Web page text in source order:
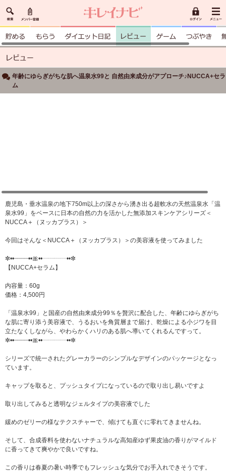
年齢にゆらぎがちな肌へ温泉水99と 自然由来成分がアプローチ♪NUCCA+セラ
ム
鹿児島・垂水温泉の地下750m以上の深さから湧き出る超軟水の天然温泉水「温
泉水99」をベースに日本の自然の力を活かした無添加スキンケアシリーズ＜
NUCCA＋（ヌッカプラス）＞
今回はそんな＜NUCCA＋（ヌッカプラス）＞の美容液を使ってみました
✼••┈┈┈┈••🎀••┈┈┈┈••✼
【NUCCA+セラム】
内容量：60g
価格：4,500円
「温泉水99」と国産の自然由来成分99％を贅沢に配合した、年齢にゆらぎがち
な肌に寄り添う美容液で、うるおいを角質層まで届け、乾燥による小ジワを目
立たなくしながら、やわらかくハリのある肌へ導いてくれるんですって。
✼••┈┈┈┈••🎀••┈┈┈┈••✼
シリーズで統一されたグレーカラーのシンプルなデザインのパッケージとなっ
ています。
キャップを取ると、プッシュタイプになっているので取り出し易いですよ
取り出してみると透明なジェルタイプの美容液でした
緩めのゼリーの様なテクスチャーで、傾けても直ぐに零れてきませんね。
そして、合成香料を使わないナチュラルな高知産ゆず果皮油の香りがマイルド
に香ってきて爽やかで良いですね。
この香りは春夏の暑い時季でもフレッシュな気分でお手入れできそうです。